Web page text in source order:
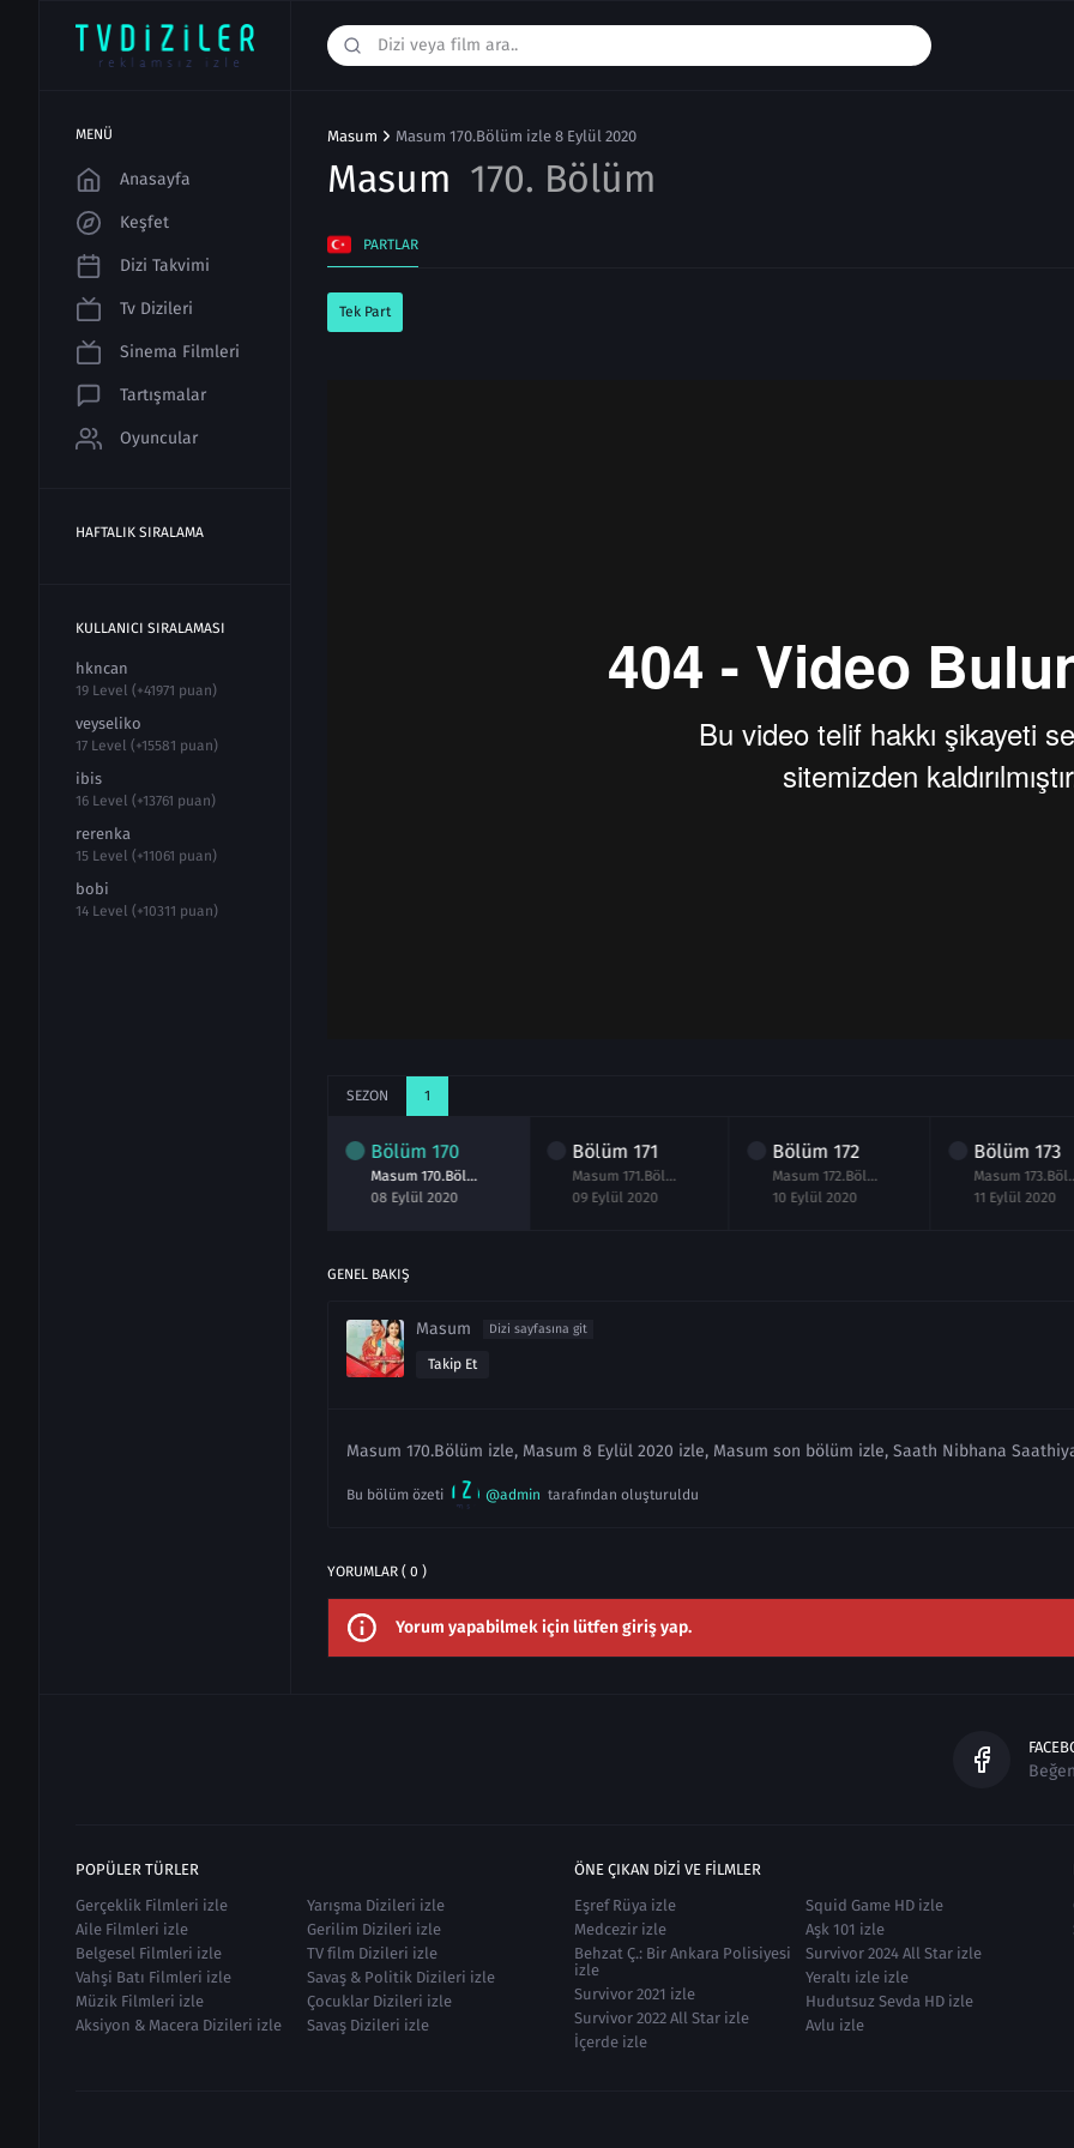
MENÜ
Anasayfa
Keşfet
Dizi Takvimi
Tv Dizileri
Sinema Filmleri
Tartışmalar
Oyuncular
HAFTALIK SIRALAMA
KULLANICI SIRALAMASI
hkncan
19 Level (+41971 puan)
veyseliko
17 Level (+15581 puan)
ibis
16 Level (+13761 puan)
rerenka
15 Level (+11061 puan)
bobi
14 Level (+10311 puan)
Masum Masum 170.Bölüm izle 8 Eylül 2020
Masum 170. Bölüm
PARTLAR
Tek Part
SEZON 1
Bölüm170
Masum 170.Bölüm izle 8 Eylül 2020
08 Eylül 2020
Bölüm 171
Masum 171.Bölüm izle 9 Eylül 2020
09 Eylül 2020
Bölüm172
Masum 172.Bölüm izle 10 Eylül 2020
10 Eylül 2020
Bölüm173
Masum
11 Eylül 2020
GENEL BAKIŞ
Masum Dizi sayfasına git
Takip Et
Masum 170.Bölüm izle, Masum 8 Eylül 2020 izle, Masum son bölüm izle, Saath Nibhana
Bu bölüm özeti @admin tarafından oluşturuldu
YORUMLAR ( 0 )
Yorum yapabilmek için lütfen giriş yap.
Beğen
POPÜLER TÜRLER
Gerçeklik Filmleri izle
Aile Filmleri izle
Belgesel Filmleri izle
Vahşi Batı Filmleri izle
Müzik Filmleri izle
Aksiyon & Macera Dizileri izle
Yarışma Dizileri izle
Gerilim Dizileri izle
TV film Dizileri izle
Savaş & Politik Dizileri izle
Çocuklar Dizileri izle
Savaş Dizileri izle
ÖNE ÇIKAN DIZI VE FILMLER
Eşref Rüya izle
Medcezir izle
Behzat Ç.: Bir Ankara Polisiyesi
izle
Survivor 2021 izle
Survivor 2022 All Star izle
İçerde izle
Squid Game HD izle
Aşk 101 izle
Survivor 2024 All Star izle
Yeraltı izle izle
Hudutsuz Sevda HD izle
Avlu izle